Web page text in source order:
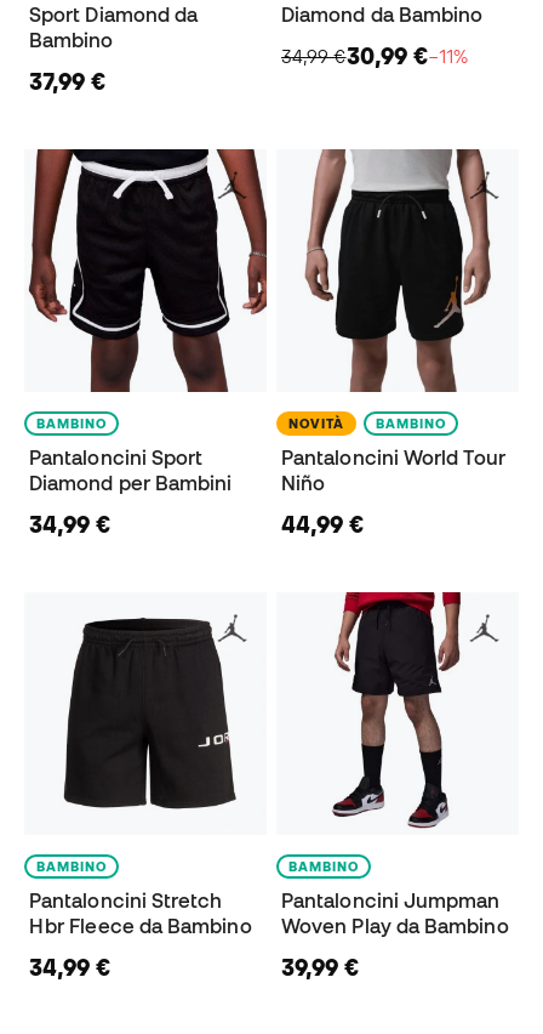
Sport Diamond da
Bambino
37,99 €
Diamond da Bambino
34,99 €30,99 €−11%
BAMBINO
Pantaloncini Sport
Diamond per Bambini
34,99 €
NOVITÀ BAMBINO
Pantaloncini World Tour
Niño
44,99 €
BAMBINO
Pantaloncini Stretch
Hbr Fleece da Bambino
34,99 €
BAMBINO
Pantaloncini Jumpman
Woven Play da Bambino
39,99 €